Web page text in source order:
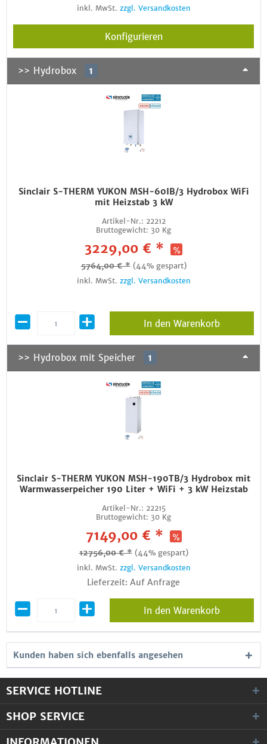
inkl. MwSt. zzgl. Versandkosten
Konfigurieren
>> Hydrobox 1
Sinclair S-THERM YUKON MSH-60IB/3 Hydrobox WiFi
mit Heizstab 3 kW
Artikel-Nr.: 22212
Bruttogewicht: 30 Kg
3229,00 € *
5764,00 € * (44% gespart)
inkl. MwSt. zzgl. Versandkosten
In den Warenkorb
>> Hydrobox mit Speicher 1
Sinclair S-THERM YUKON MSH-190TB/3 Hydrobox mit
Warmwasserpeicher 190 Liter + WiFi + 3 kW Heizstab
Artikel-Nr.: 22215
Bruttogewicht: 30 Kg
7149,00 € *
12756,00 € * (44% gespart)
inkl. MwSt. zzgl. Versandkosten
Lieferzeit: Auf Anfrage
In den Warenkorb
Kunden haben sich ebenfalls angesehen
SERVICE HOTLINE
SHOP SERVICE